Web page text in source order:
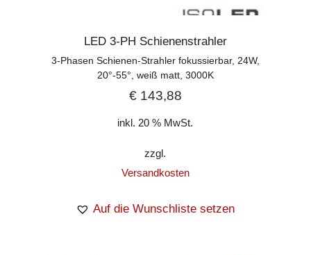
LED 3-PH Schienenstrahler
3-Phasen Schienen-Strahler fokussierbar, 24W,
20°-55°, weiß matt, 3000K
€143,88
inkl. 20 % MwSt.
zzgl.
Versandkosten
Auf die Wunschliste setzen